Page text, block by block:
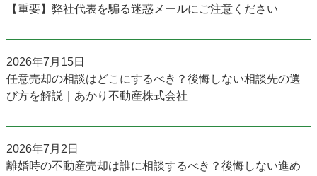
【重要】弊社代表を騙る迷惑メールにご注意ください
2026年7月15日
任意売却の相談はどこにするべき？後悔しない相談先の選
び方を解説｜あかり不動産株式会社
2026年7月2日
離婚時の不動産売却は誰に相談するべき？後悔しない進め